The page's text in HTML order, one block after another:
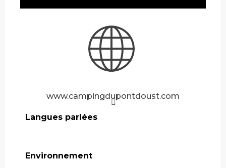
www.campingdupontdoust.com
Langues parlées
Langues parlées
Environnement
Environnement